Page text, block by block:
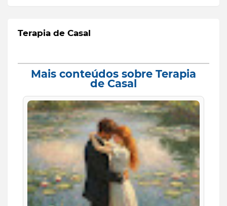
Terapia de Casal
Mais conteúdos sobre Terapia
de Casal